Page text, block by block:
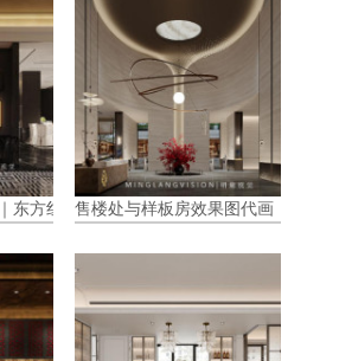
东方红韵与现代奢石碰撞的视觉效果图解析
售楼处与样板房效果图代画